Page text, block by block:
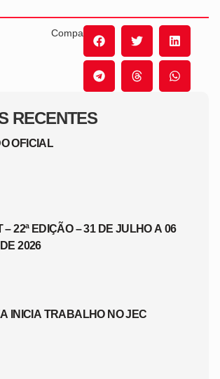
RECENTES
OFICIAL
– 22ª EDIÇÃO – 31 DE JULHO A 06
2026
INICIA TRABALHO NO JEC
Compartilhe: